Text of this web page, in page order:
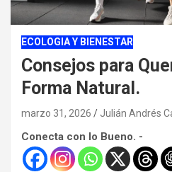
ECOLOGIA Y BIENESTAR
Consejos para
Forma Natural.
marzo 31, 2026 Julián Andrés
Conecta con lo Bueno. -